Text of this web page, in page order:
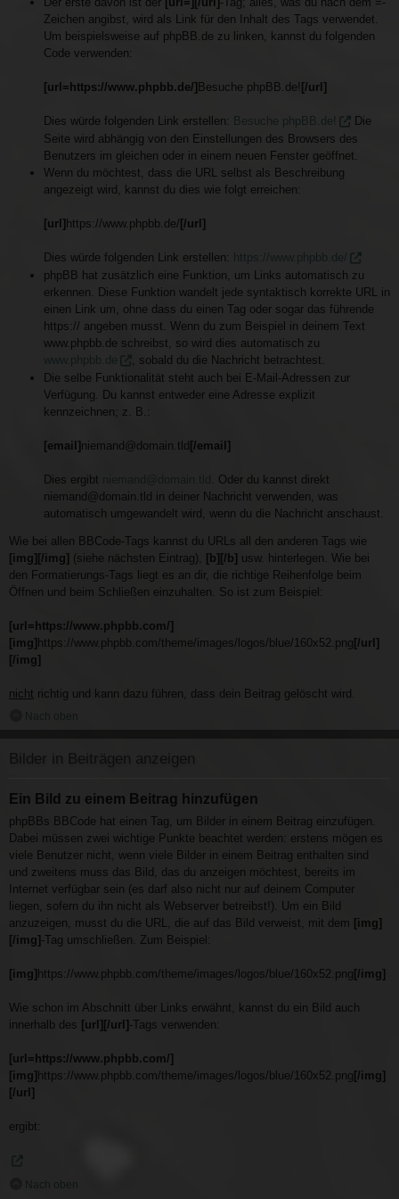
Zeichen angibst, wird als Link für den Inhalt des Tags verwendet.
Um beispielsweise auf phpBB.de zu linken, kannst du folgenden
Code verwenden:
[url=https://www.phpbb.de/] Besuche phpBB.de! [/url]
Dies würde folgenden Link erstellen: Besuche phpBB.de!
Die
Seite wird abhängig von den Einstellungen des Browsers des
Benutzers im gleichen oder in einem neuen Fenster geöffnet.
Wenn du möchtest, dass die URL selbst als Beschreibung
angezeigt wird, kannst du dies wie folgt erreichen:
[url] https://www.phpbb.de/ [/url]
Dies würde folgenden Link erstellen:
https://www.phpbb.de/
phpBB hat zusätzlich eine Funktion, um Links automatisch zu
erkennen. Diese Funktion wandelt jede syntaktisch korrekte URL in
einen Link um, ohne dass du einen Tag oder sogar das führende
https:// angeben musst. Wenn du zum Beispiel in deinem Text
www.phpbb.de schreibst, so wird dies automatisch zu
www.phpbb.de
, sobald du die Nachricht betrachtest.
Die selbe Funktionalität steht auch bei E-Mail-Adressen zur
Verfügung. Du kannst entweder eine Adresse explizit
kennzeichnen; z. B.:
[email] niemand@domain.tld [/email]
Dies ergibt niemand@domain.tld . Oder du kannst direkt
niemand@domain.tld in deiner Nachricht verwenden, was
automatisch umgewandelt wird, wenn du die Nachricht anschaust.
Wie bei allen BBCode-Tags kannst du URLs all den anderen Tags wie
[img][/img] (siehe nächsten Eintrag), [b][/b] usw. hinterlegen. Wie bei
den Formatierungs-Tags liegt es an dir, die richtige Reihenfolge beim
Öffnen und beim Schließen einzuhalten. So ist zum Beispiel:
[url=https://www.phpbb.com/]
[img] https://www.phpbb.com/theme/images/logos/blue/160x52.png [/url]
[/img]
nicht richtig und kann dazu führen, dass dein Beitrag gelöscht wird.
Nach oben
Bilder in Beiträgen anzeigen
Ein Bild zu einem Beitrag hinzufügen
phpBBs BBCode hat einen Tag, um Bilder in einem Beitrag einzufügen.
Dabei müssen zwei wichtige Punkte beachtet werden: erstens mögen es
viele Benutzer nicht, wenn viele Bilder in einem Beitrag enthalten sind
und zweitens muss das Bild, das du anzeigen möchtest, bereits im
Internet verfügbar sein (es darf also nicht nur auf deinem Computer
liegen, sofern du ihn nicht als Webserver betreibst!). Um ein Bild
anzuzeigen, musst du die URL, die auf das Bild verweist, mit dem [img]
[/img] -Tag umschließen. Zum Beispiel:
[img] https://www.phpbb.com/theme/images/logos/blue/160x52.png [/img]
Wie schon im Abschnitt über Links erwähnt, kannst du ein Bild auch
innerhalb des [url][/url] -Tags verwenden:
[url=https://www.phpbb.com/]
[img] https://www.phpbb.com/theme/images/logos/blue/160x52.png [/img]
[/url]
ergibt:
Nach oben